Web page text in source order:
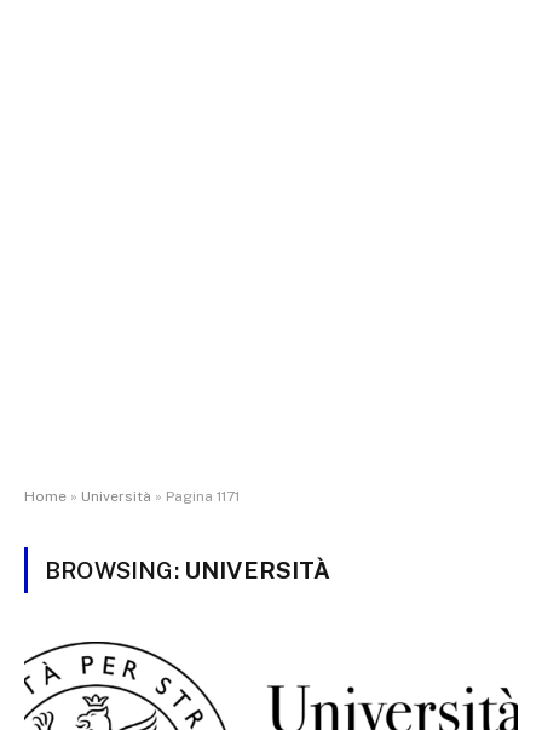
Home » Università » Pagina 1171
BROWSING: UNIVERSITÀ